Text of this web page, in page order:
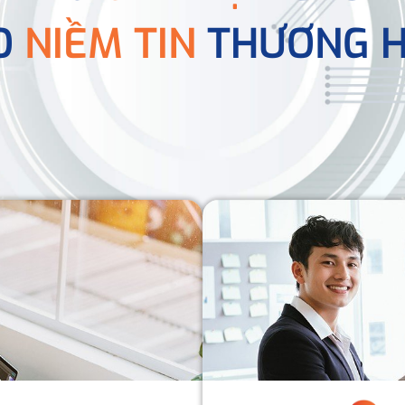
NIỀM TIN THƯƠNG